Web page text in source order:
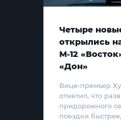
Четыре
открылись
М-12
«Дон»
Вице-премьер
отметил, что
придорожного
поездки